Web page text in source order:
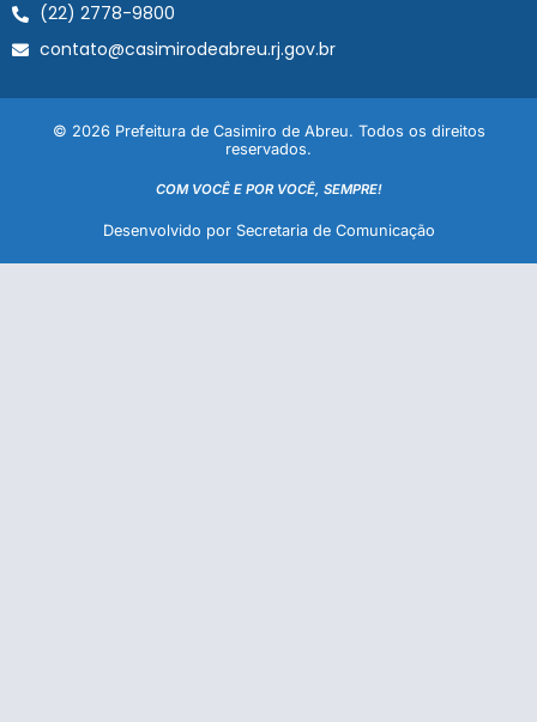
(22) 2778-9800
contato@casimirodeabreu.rj.gov.br
© 2026 Prefeitura de Casimiro de Abreu. Todos os direitos
reservados.
COM VOCÊ E POR VOCÊ, SEMPRE!
Desenvolvido por Secretaria de Comunicação